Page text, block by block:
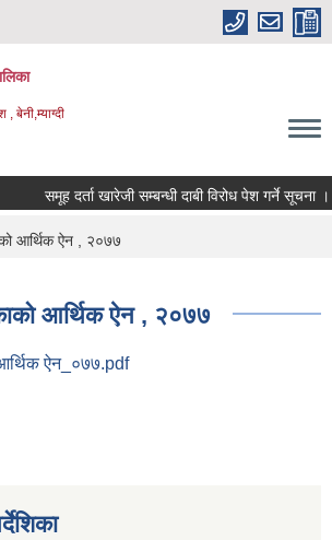
बेनी,म्याग्दी
समूह दर्ता खारेजी सम्बन्धी दाबी विरोध पेश गर्ने सूचना ।
आर्थिक ऐन , २०७७
आर्थिक ऐन , २०७७
ऐन_०७७.pdf